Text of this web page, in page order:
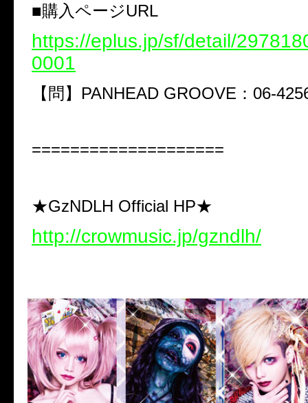
■購入ページURL
https://eplus.jp/sf/detail/
0001
【問】PANHEAD GROOVE：06-
====================
★GzNDLH Official HP★
http://crowmusic.jp/gzndlh/